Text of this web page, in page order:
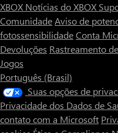
XBOX Notícias do XBOX
ComunidadeAviso de
fotossensibilidadeConta
Devoluções Rastreamento
Jogos
Português (Brasil)
Suas opções de
Privacidade dos Dados de
contato com a Microsoft